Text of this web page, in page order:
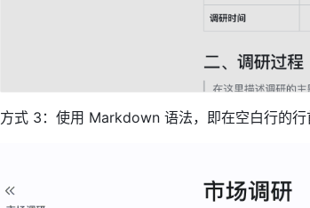
方式 3：使用 Markdown 语法，即在空白行的行